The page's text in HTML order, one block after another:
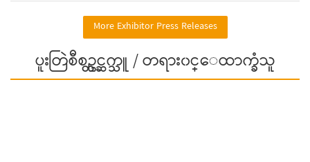
More Exhibitor Press Releases
ပူးတြဲစီစဥ္တင္ဆက္သူ / တရား၀င္ေထာက္ခံသူ